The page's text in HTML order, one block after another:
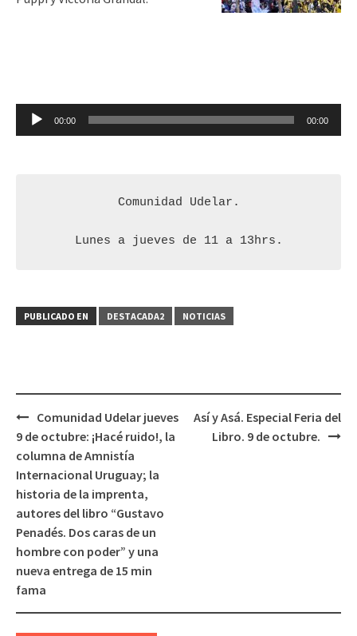
Reproductor
00:00 00:00
Comunidad Udelar.
Lunes a jueves de 11 a 13hrs.
PUBLICADO EN DESTACADA2 NOTICIAS
Navegación
de
entradas
Comunidad Udelar jueves
9 de octubre: ¡Hacé ruido!, la
columna de Amnistía
Internacional Uruguay; la
historia de la imprenta,
autores del libro “Gustavo
Penadés. Dos caras de un
hombre con poder” y una
nueva entrega de 15 min
fama
Así y Asá. Especial Feria del
Libro. 9 de octubre.